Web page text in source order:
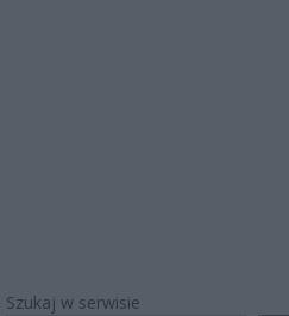
Szukaj w serwisie